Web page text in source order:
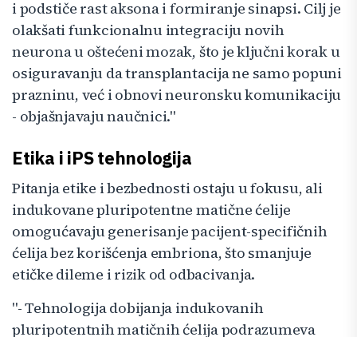
i podstiče rast aksona i formiranje sinapsi. Cilj je
olakšati funkcionalnu integraciju novih
neurona u oštećeni mozak, što je ključni korak u
osiguravanju da transplantacija ne samo popuni
prazninu, već i obnovi neuronsku komunikaciju
- objašnjavaju naučnici."
Etika i iPS tehnologija
Pitanja etike i bezbednosti ostaju u fokusu, ali
indukovane pluripotentne matične ćelije
omogućavaju generisanje pacijent-specifičnih
ćelija bez korišćenja embriona, što smanjuje
etičke dileme i rizik od odbacivanja.
"- Tehnologija dobijanja indukovanih
pluripotentnih matičnih ćelija podrazumeva